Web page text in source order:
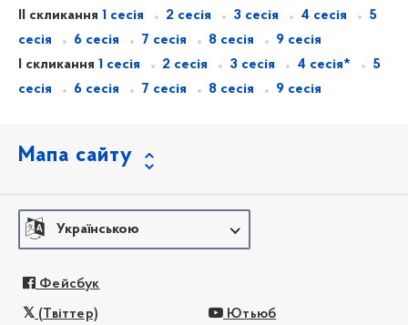
II скликання 1 сесія 2 сесія 3 сесія 4 сесія
5
сесія
6 сесія 7 сесія 8 сесія
9 сесія
I скликання 1 сесія 2 сесія 3 сесія 4 сесія*
5
сесія
6 сесія 7 сесія 8 сесія 9 сесія
Мапа сайту
Українською
Фейсбук
(Твіттер) Ютьюб